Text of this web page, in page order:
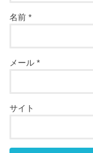
名前*
メール*
サイト